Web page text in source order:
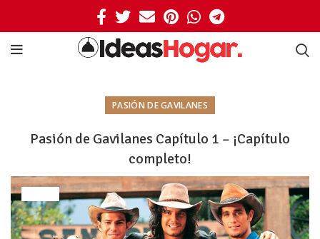
PASIÓN DE GAVILANES
Pasión de Gavilanes Capítulo 1 – ¡Capítulo
completo!